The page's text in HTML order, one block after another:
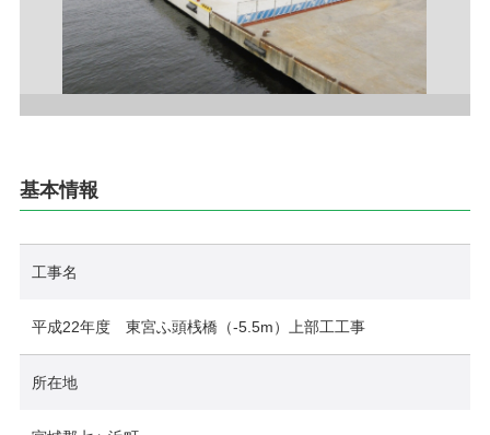
社員行動規範
ご利用規約
基本情報
工事名
平成22年度 東宮ふ頭桟橋（-5.5m）上部工工事
所在地